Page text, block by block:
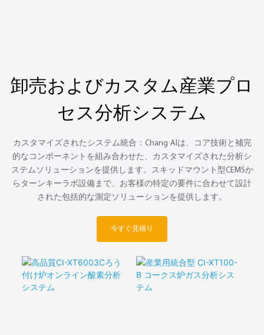
卸売およびカスタム産業プロ
セス分析システム
カスタマイズされたシステム統合：Chang AIは、コア技術と補完
的なコンポーネントを組み合わせた、カスタマイズされた分析シ
ステムソリューションを提供します。スキッドマウント型CEMSか
らターンキーラボ設備まで、お客様の特定の要件に合わせて設計
された包括的な測定ソリューションを提供します。
今すぐ見積り